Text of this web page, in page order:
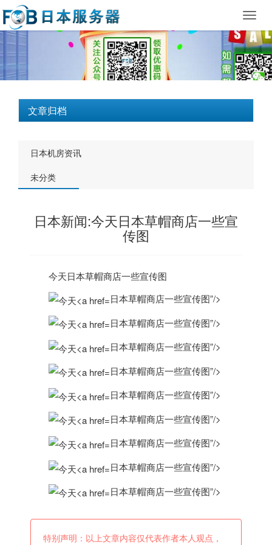
文章归档
日本机房资讯
未分类
日本新闻:今天日本草帽商店一些宣
传图
今天日本草帽商店一些宣传图
日本草帽商店一些宣传图”/>
日本草帽商店一些宣传图”/>
日本草帽商店一些宣传图”/>
日本草帽商店一些宣传图”/>
日本草帽商店一些宣传图”/>
日本草帽商店一些宣传图”/>
日本草帽商店一些宣传图”/>
日本草帽商店一些宣传图”/>
日本草帽商店一些宣传图”/>
特别声明：以上文章内容仅代表作者本人观点，